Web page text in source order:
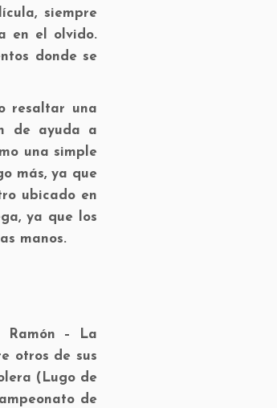
siempre
en el olvido.
donde se
resaltar una
de ayuda a
una simple
más, ya que
ubicado en
ya que los
manos.
Ramón – La
otros de sus
(Lugo de
de